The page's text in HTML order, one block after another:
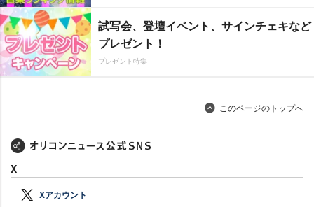
試写会、登壇イベント、サインチェキなど
プレゼント！
プレゼント特集
このページのトップへ
X
Xアカウント